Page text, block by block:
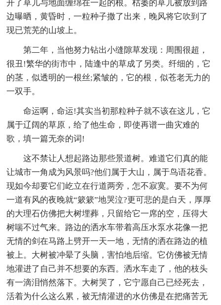
开了草儿与地面缠绵在一起的根。枯萎的草儿被放到路
边曝晒，黄昏时，一粒种子撒了出来，晚风将它吹到了
现已荒芜的山坡上。
第二年，当他努力钻出小缝隙草发现：周围很超，
很丑!繁华的街市中，陆逢中的草成了另类。纤细的，它
的茎，似透明的一根丝;紧皱的，它的根，似苍老无力的
一双手。
命运啊，命运!其实当初那粒种子就不该在这儿，它
属于辽阔的草原，给了他生命，即使再谱一曲灾难的
歌，填一篇无奈的词!
这不禁让人想起路边那些景道树。难道它们真的能
让城市一角成为风景吗?他们属于大山，属于鸟语花香。
现如今却要它们屹立在行道两旁，怎不寂寞。要不为何
一道有风的夜晚就“簌簌”地哭泣?更可悲的是白天，厚厚
的大理石仿佛把大树埋葬，只留给它一席的空，压得大
树喘不过气来。路边的洒水车带着高压水泵水花像一把
无情的剑在马路上劈开一天一地，无情的洒在路边的植
被上。大树被冲晕了头脑，害怕地后缩。它仿佛被无情
地灌进了自己并不想要的东西。洒水车走了，他的枝头
有一滴泪悄然落下。大树哭了，它宁愿自己已经死去，
活着为什么这么累，被无情灌进的水仿佛是在把痛苦无